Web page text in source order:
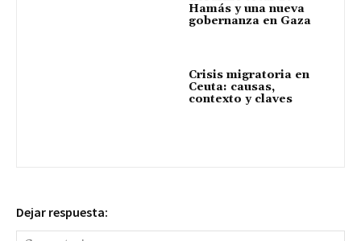
Hamás y una nueva
gobernanza en Gaza
Crisis migratoria en
Ceuta: causas,
contexto y claves
Dejar respuesta: